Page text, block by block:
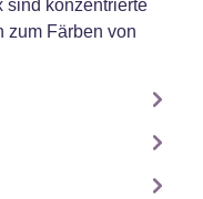
sind konzentrierte
zum Färben von